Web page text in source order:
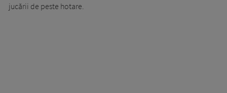
jucării de peste hotare.